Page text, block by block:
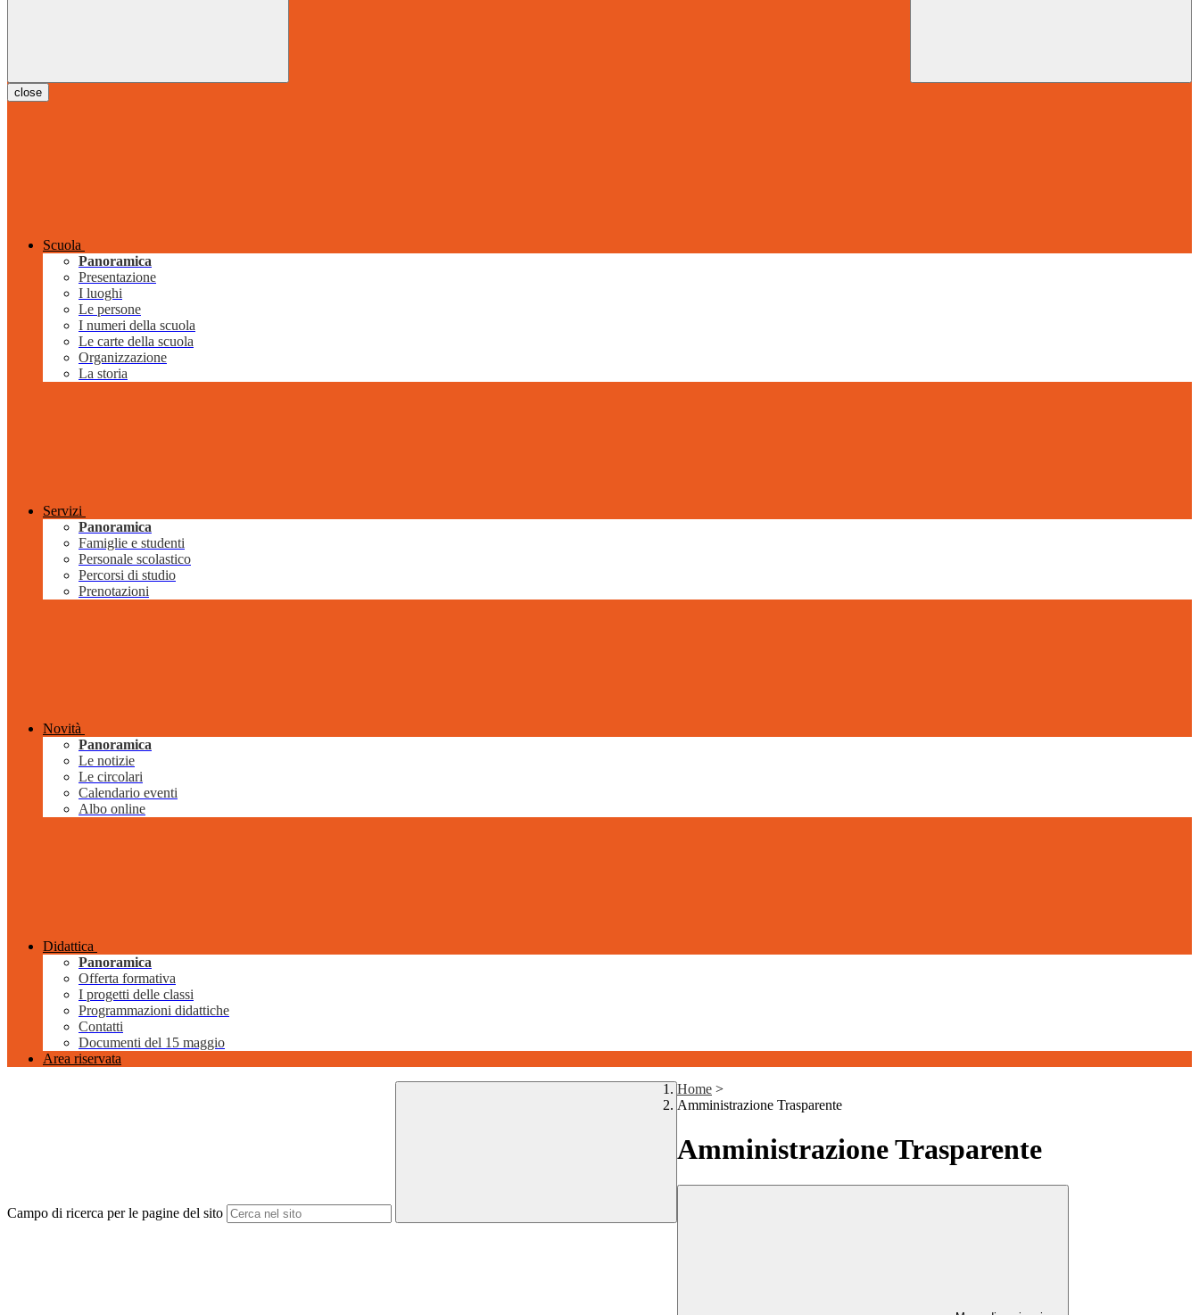
close
Scuola
Panoramica
Presentazione
I luoghi
Le persone
I numeri della scuola
Le carte della scuola
Organizzazione
La storia
Servizi
Panoramica
Famiglie e studenti
Personale scolastico
Percorsi di studio
Prenotazioni
Novità
Panoramica
Le notizie
Le circolari
Calendario eventi
Albo online
Didattica
Panoramica
Offerta formativa
I progetti delle classi
Programmazioni didattiche
Contatti
Documenti del 15 maggio
Area riservata
Campo di ricerca per le pagine del sito
Home >
Amministrazione Trasparente
Amministrazione Trasparente